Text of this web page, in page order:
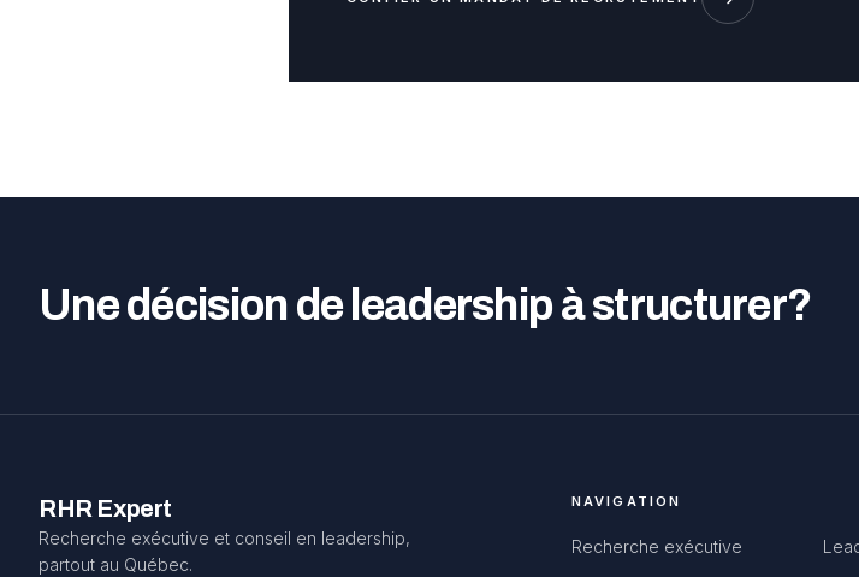
Une décision de leadership à structurer?
RHR Expert
Recherche exécutive et conseil en leadership,
partout au Québec.
NAVIGATION
Recherche exécutive